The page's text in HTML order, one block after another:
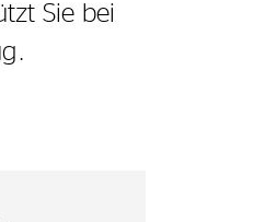
Sie bei